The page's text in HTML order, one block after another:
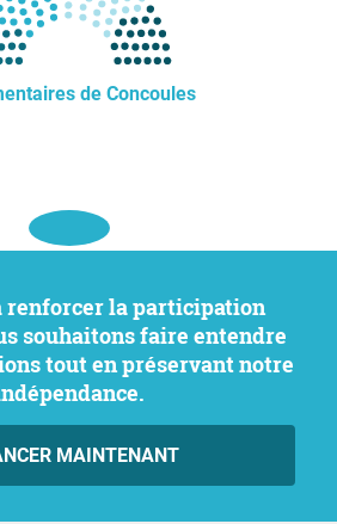
de Concoules
souhaitons faire entendre
tout en préservant notre
MAINTENANT